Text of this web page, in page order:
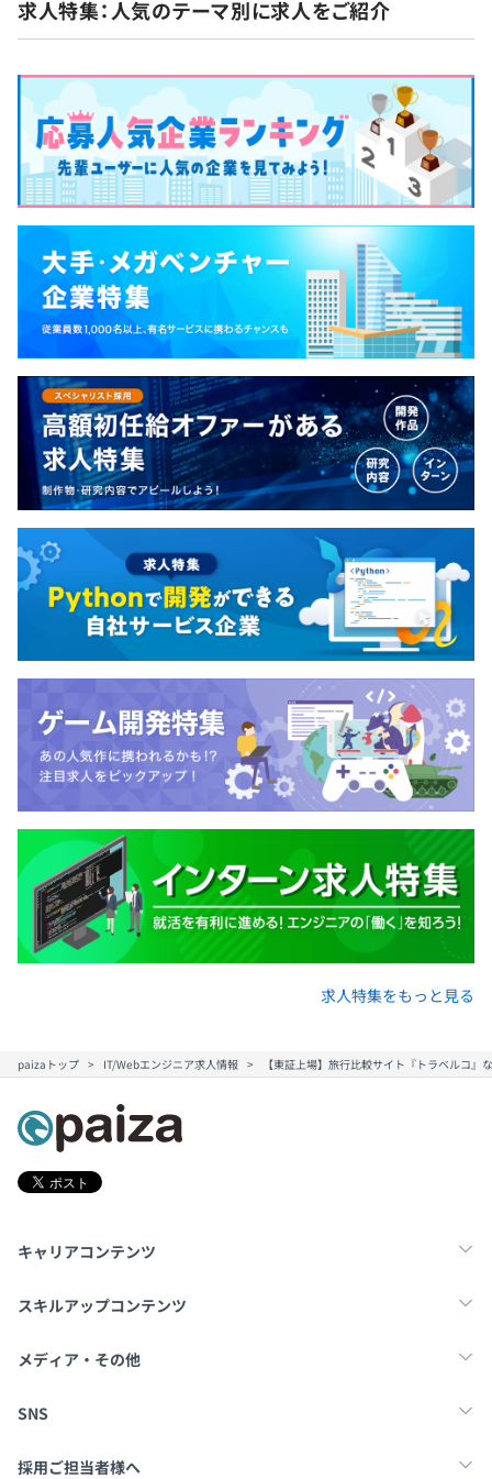
求人特集：人気のテーマ別に求人をご紹介
求人特集をもっと見る
paizaトップ IT/Webエンジニア求人情報 【東証上場】旅行比較サイト『トラベルコ
キャリアコンテンツ
転職・キャリア
スキルアップコンテンツ
学習
メディア・その他
Tech Team Journal
SNS
X
採用ご担当者様へ